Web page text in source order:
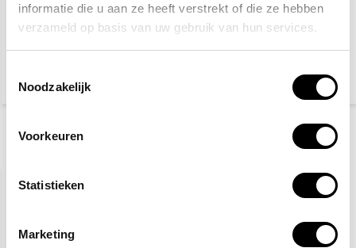
informatie die u aan ze heeft verstrekt of die ze hebben
verzameld op basis van uw gebruik van hun services.
Noodzakelijk
Voorkeuren
Statistieken
Marketing
Keuringssticker NEN
(82,89 Incl. btw)
Bouwhelm wit